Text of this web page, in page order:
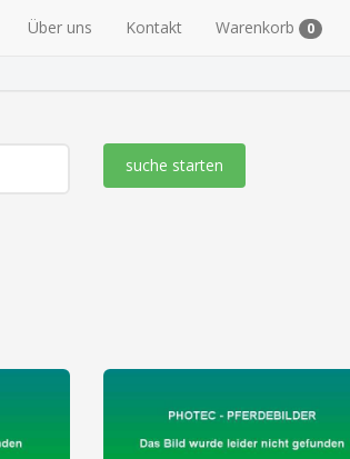
Über uns Kontakt Warenkorb 0
suche starten
zeige alle 2 Fotos